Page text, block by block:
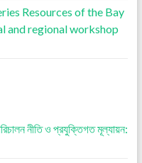
Resources of the Bay
and regional workshop
নীতি ও প্রযুক্তিগত মূল্যায়ন: